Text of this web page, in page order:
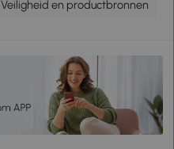
Veiligheid en productbronnen